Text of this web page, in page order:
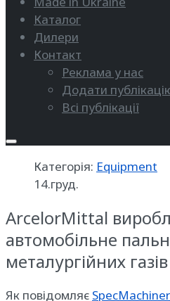
Каталог
Дилери
Контакт
Реклама у нас
Додати
Всі публікації
Категорія: Equipment
14.груд.
ArcelorMittal
автомобільне
металургійних газів
Як повідомляє